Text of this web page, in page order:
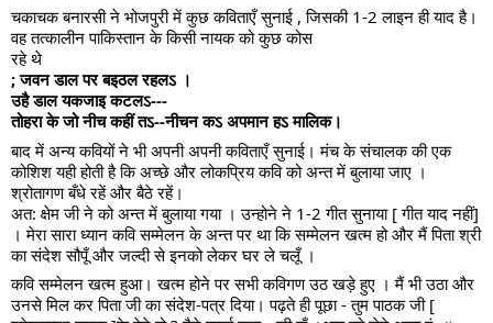
चकाचक बनारसी ने भोजपुरी में कुछ कविताएँ सुनाई , जिसकी 1-2 लाइन ही याद है।
वह तत्कालीन पाकिस्तान के किसी नायक को कुछ कोस
रहे थे
; जवन डाल पर बइठल रहलऽ ।
उहै डाल यकजाइ कटलऽ---
तोहरा के जो नीच कहीं तऽ--नीचन कऽ अपमान हऽ मालिक।
बाद में अन्य कवियों ने भी अपनी अपनी कविताएँ सुनाई। मंच के संचालक की एक
कोशिश यही होती है कि अच्छे और लोकप्रिय कवि को अन्त में बुलाया जाए ।
श्रोतागण बँधे रहें और बैठे रहें।
अत: क्षेम जी ने को अन्त में बुलाया गया । उन्होने ने 1-2 गीत सुनाया [ गीत याद नहीं]
। मेरा सारा ध्यान कवि सम्मेलन के अन्त पर था कि सम्मेलन खत्म हो और मैं पिता श्री
का संदेश सौपूँ और जल्दी से इनको लेकर घर ले चलूँ ।
कवि सम्मेलन खत्म हुआ। खत्म होने पर सभी कविगण उठ खड़े हुए । मैं भी उठा और
उनसे मिल कर पिता जी का संदेश-पत्र दिया। पढ़ते ही पूछा - तुम पाठक जी [